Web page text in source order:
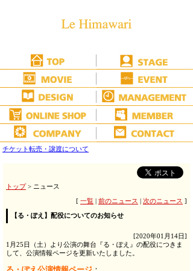
チケット転売・譲渡について
トップ> ニュース
[ 一覧 前のニュース 次のニュース ]
【る・ぽえ】配役についてのお知らせ
[2020年01月14日]
1月25日（土）より公演の舞台『る・ぽえ』の配役につきま
して、公演情報ページを更新いたしました。